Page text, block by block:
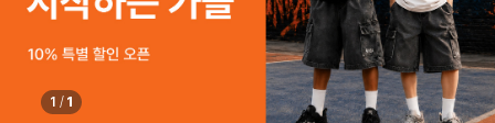
구매하기
호스팅 서비스 : 스타일이십사㈜
고객센터 1544-5336(평일 09:00~ 18:00 토/일/공휴일 휴무)
1 / 1